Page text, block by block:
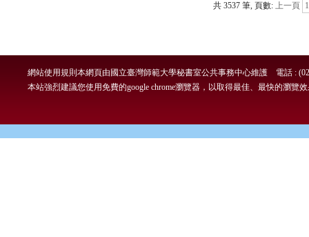
共 3537 筆, 頁數: 上一頁 1
本網頁由國立臺灣師範大學秘書室公共事務中心維護 電話 :
網站使用規則
本站強烈建議您使用免費的google chrome瀏覽器，以取得最佳、最快的瀏覽